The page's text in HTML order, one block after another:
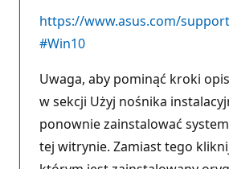
https://www.asus.com/
#Win10
Uwaga, aby pominąć kroki
w sekcji Użyj nośnika
ponownie zainstalować
tej witrynie. Zamiast tego